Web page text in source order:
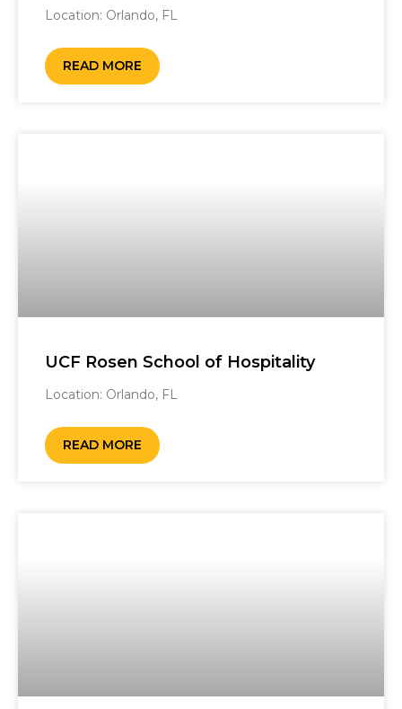
Location: Orlando, FL ‎ ‎
READ MORE
UCF Rosen School of Hospitality
Location: Orlando, FL ‎ ‎
READ MORE